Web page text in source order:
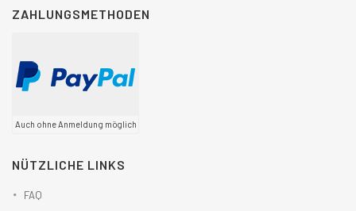
ZAHLUNGSMETHODEN
Auch ohne Anmeldung möglich
NÜTZLICHE LINKS
FAQ